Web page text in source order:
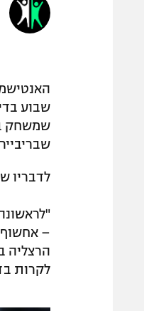
שבוע
שמשחק
לדבריו
– אחשוף
הרצליה
לקרות